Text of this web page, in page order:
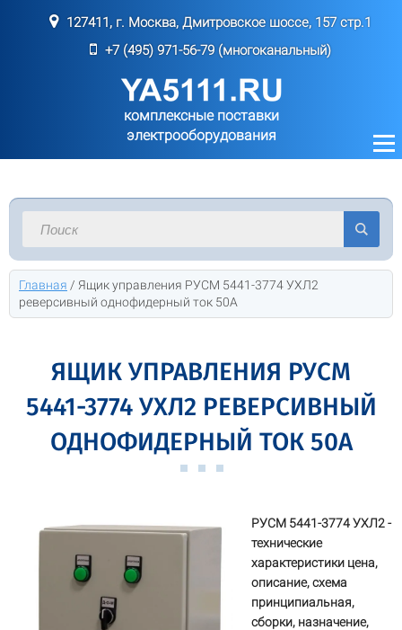
127411, г. Москва, Дмитровское шоссе, 157 стр.1
+7 (495) 971-56-79 (многоканальный)
комплексные поставки
электрооборудования
Главная / Ящик управления РУСМ 5441-3774 УХЛ2
реверсивный однофидерный ток 50А
ЯЩИК УПРАВЛЕНИЯ РУСМ
5441-3774 УХЛ2 РЕВЕРСИВНЫЙ
ОДНОФИДЕРНЫЙ ТОК 50А
РУСМ 5441-3774 УХЛ2 -
технические
характеристики цена,
описание, схема
принципиальная,
сборки, назначение,